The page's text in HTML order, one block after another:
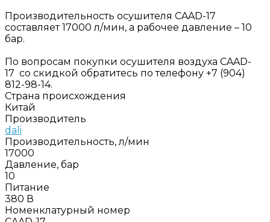
Производительность осушителя CAAD-17
составляет 17000 л/мин, а рабочее давление – 10
бар.
По вопросам покупки осушителя воздуха CAAD-
17 со скидкой обратитесь по телефону +7 (904)
812-98-14.
Страна происхождения
Китай
Производитель
dali
Производительность, л/мин
17000
Давление, бар
10
Питание
380 В
Номенклатурный номер